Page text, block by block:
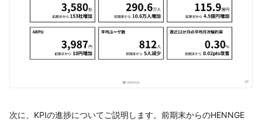
次に、KPIの進捗についてご説明します。前期末からのHENNGE